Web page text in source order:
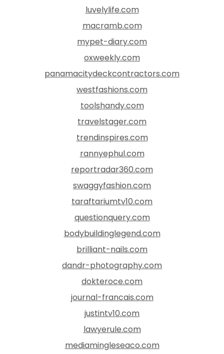
luvelylife.com
macramb.com
mypet-diary.com
oxweekly.com
panamacitydeckcontractors.com
westfashions.com
toolshandy.com
travelstager.com
trendinspires.com
rannyephul.com
reportradar360.com
swaggyfashion.com
taraftariumtv10.com
questionquery.com
bodybuildinglegend.com
brilliant-nails.com
dandr-photography.com
dokteroce.com
journal-francais.com
justintv10.com
lawyerule.com
mediamingleseaco.com